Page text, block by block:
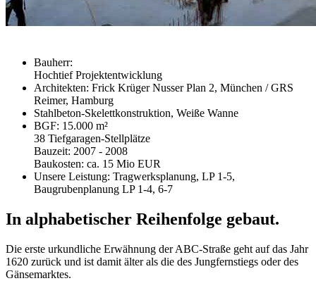
Bauherr:
Hochtief Projektentwicklung
Architekten: Frick Krüger Nusser Plan 2, München / GRS
Reimer, Hamburg
Stahlbeton-Skelettkonstruktion, Weiße Wanne
BGF: 15.000 m²
38 Tiefgaragen-Stellplätze
Bauzeit: 2007 - 2008
Baukosten: ca. 15 Mio EUR
Unsere Leistung: Tragwerksplanung, LP 1-5,
Baugrubenplanung LP 1-4, 6-7
In alphabetischer Reihenfolge gebaut.
Die erste urkundliche Erwähnung der ABC-Straße geht auf das Jahr
1620 zurück und ist damit älter als die des Jungfernstiegs oder des
Gänsemarktes.